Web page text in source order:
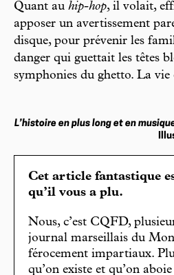
Quant au hip-hop, il volait,
apposer un avertissement
disque, pour prévenir les
danger qui guettait les têtes
symphonies du ghetto. La vie
L’histoire en plus long et en
Cet article fantastique
qu’il vous a plu.
Nous, c’est CQFD,
journal marseillais du
férocement impartiaux.
qu’on existe et qu’on